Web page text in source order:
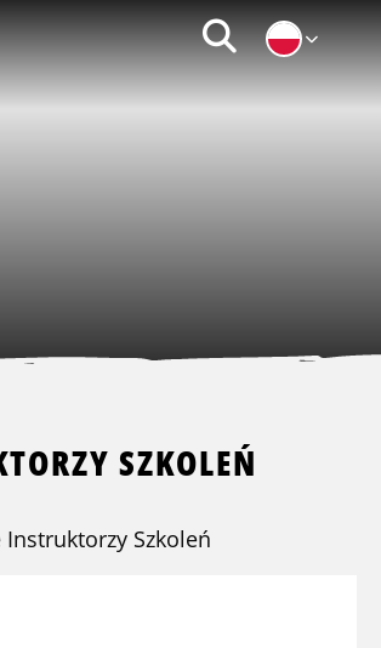
Zoeken
SZKOLEŃ
Instruktorzy Szkoleń